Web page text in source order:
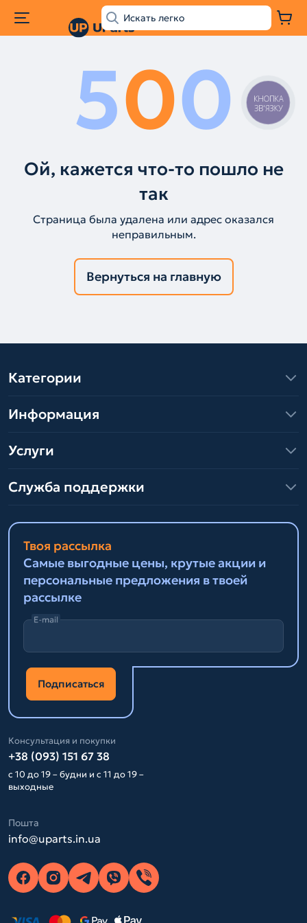
500
Ой, кажется что-то пошло не
так
Страница была удалена или адрес оказался
неправильным.
Вернуться на главную
Категории
Информация
Услуги
Служба поддержки
Твоя рассылка
Самые выгодные цены, крутые акции и
персональные предложения в твоей
рассылке
E-mail
Подписаться
Консультация и покупки
+38 (093) 151 67 38
с 10 до 19 – будни и с 11 до 19 –
выходные
Пошта
info@uparts.in.ua
КНОПКА
ЗВ'ЯЗКУ